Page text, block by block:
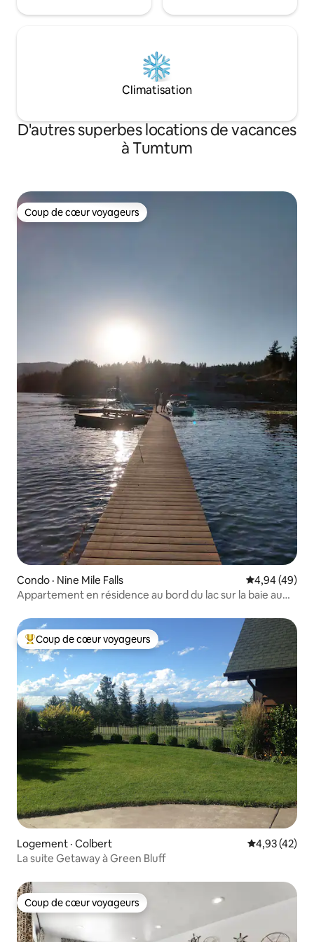
Climatisation
D'autres superbes locations de vacances
à Tumtum
Coup de cœur voyageurs
Coup de cœur voyageurs
Condo · Nine Mile Falls Note
4,94 (49)
Appartement en résidence au bord du lac sur la baie au
Coup de cœur voyageurs parmi les plus aimés
Coup de cœur voyageurs
Logement · Colbert Note
4,93 (42)
La suite Getaway à Green Bluff
Coup de cœur voyageurs
Coup de cœur voyageurs